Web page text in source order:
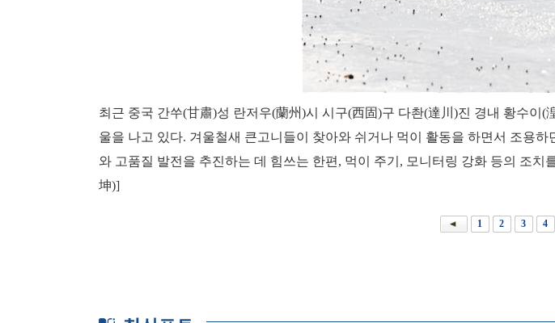
최근 중국 간쑤(甘肅)성 란저우(蘭州)시 시구(西固)구 다촨(達川)진 경내 황수이
울을 나고 있다. 겨울철새 큰고니들이 찾아와 쉬거나 먹이 활동을 하면서 조용
와 고품질 발전을 추진하는 데 힘쓰는 한편, 먹이 주기, 모니터링 강화 등의 조
坤)]
1 2 3 4